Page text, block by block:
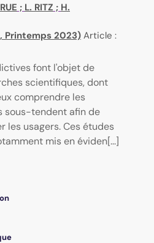
; L. RITZ ; H.
Printemps 2023) Article :
font l'objet de
scientifiques, dont
comprendre les
sous-tendent afin de
les usagers. Ces études
mis en éviden[...]